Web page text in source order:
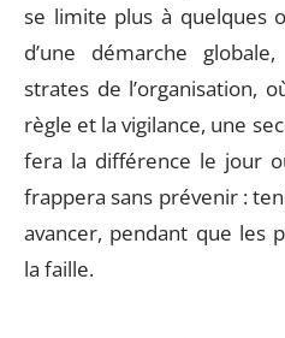
se limite plus à quelques
d’une démarche
strates de l’organisation,
règle et la vigilance, une
fera la différence le jour
frappera sans prévenir :
avancer, pendant que les
la faille.